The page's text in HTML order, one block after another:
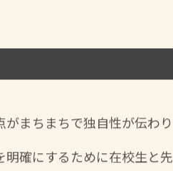
まちまちで独自性が伝わり
確にするために在校生と先